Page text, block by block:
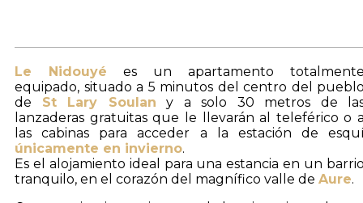
Le Nidouyé es un apartamento
equipado, situado a 5 minutos del centro del
de St Lary Soulan y a solo 30 metros de
lanzaderas gratuitas que le llevarán al teleférico o
las cabinas para acceder a la estación de
únicamente en invierno.
Es el alojamiento ideal para una estancia en un
tranquilo, en el corazón del magnífico valle de Aure.